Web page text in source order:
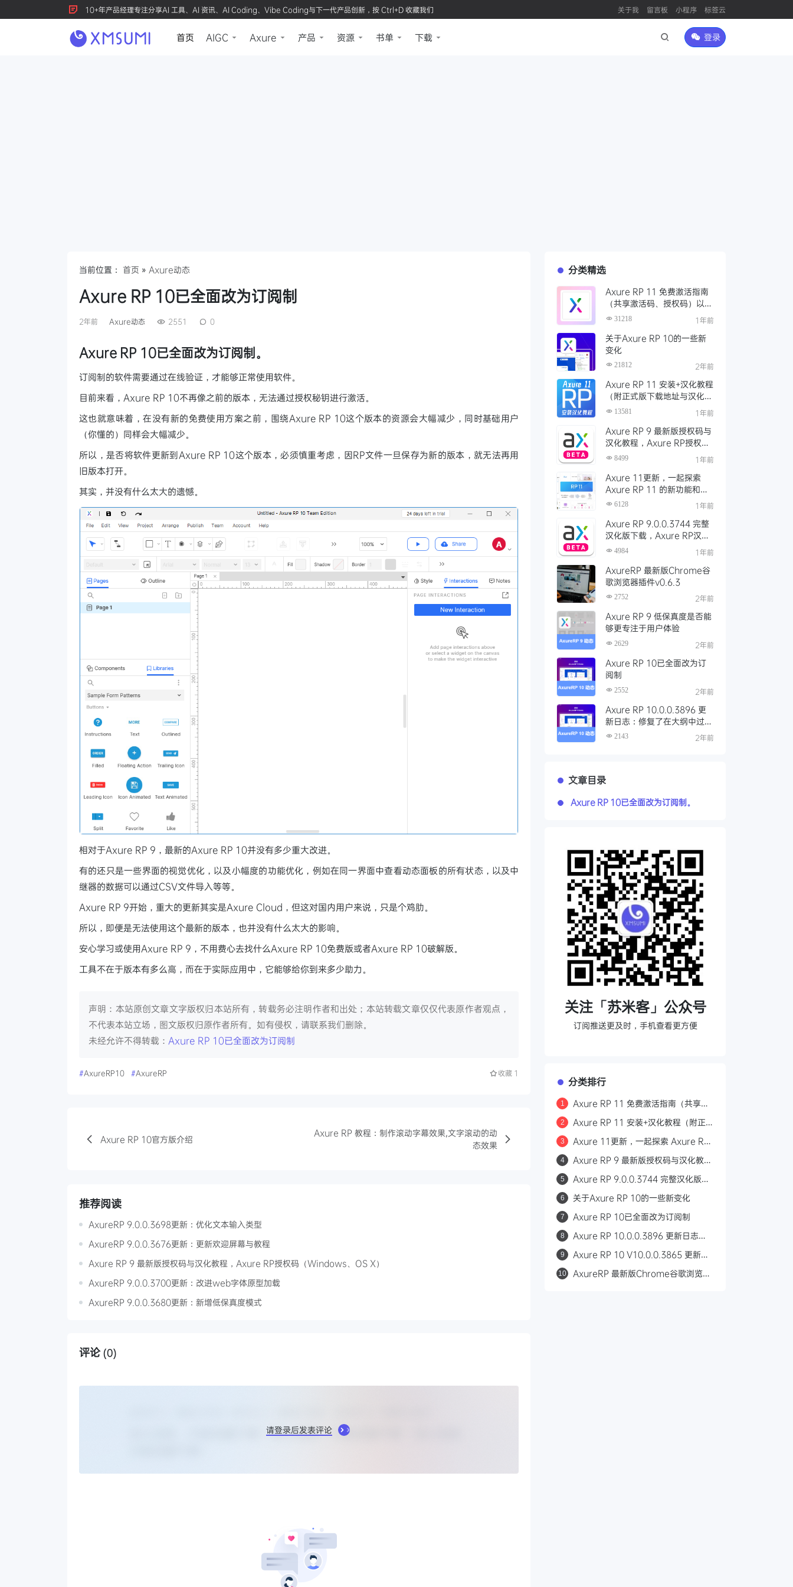
10+年产品经理专注分享AI 工具、AI 资讯、AI Coding、Vibe Coding与下一代产品创新，按 Ctrl+D 收藏我们 关于我 留言板 小程序 标签云
首页 AIGC Axure 产品 资源 书单 下载 登录
当前位置： 首页 » Axure动态
Axure RP 10已全面改为订阅制
2年前 Axure动态 2551 0
Axure RP 10已全面改为订阅制。
订阅制的软件需要通过在线验证，才能够正常使用软件。
目前来看，Axure RP 10不再像之前的版本，无法通过授权秘钥进行激活。
这也就意味着，在没有新的免费使用方案之前，围绕Axure RP 10这个版本的资源会大幅减少，同时基础用户
（你懂的）同样会大幅减少。
所以，是否将软件更新到Axure RP 10这个版本，必须慎重考虑，因RP文件一旦保存为新的版本，就无法再用
旧版本打开。
其实，并没有什么太大的遗憾。
相对于Axure RP 9，最新的Axure RP 10并没有多少重大改进。
有的还只是一些界面的视觉优化，以及小幅度的功能优化，例如在同一界面中查看动态面板的所有状态，以及中
继器的数据可以通过CSV文件导入等等。
Axure RP 9开始，重大的更新其实是Axure Cloud，但这对国内用户来说，只是个鸡肋。
所以，即便是无法使用这个最新的版本，也并没有什么太大的影响。
安心学习或使用Axure RP 9，不用费心去找什么Axure RP 10免费版或者Axure RP 10破解版。
工具不在于版本有多么高，而在于实际应用中，它能够给你到来多少助力。
声明：本站原创文章文字版权归本站所有，转载务必注明作者和出处；本站转载文章仅仅代表原作者观点，
不代表本站立场，图文版权归原作者所有。如有侵权，请联系我们删除。
未经允许不得转载： Axure RP 10已全面改为订阅制
#AxureRP10 #AxureRP 收藏 1
Axure RP 10官方版介绍
Axure RP 教程：制作滚动字幕效果,文字滚动的动
态效果
推荐阅读
AxureRP 9.0.0.3698更新：优化文本输入类型
AxureRP 9.0.0.3676更新：更新欢迎屏幕与教程
Axure RP 9 最新版授权码与汉化教程，Axure RP授权码（Windows、OS X）
AxureRP 9.0.0.3700更新：改进web字体原型加载
AxureRP 9.0.0.3680更新：新增低保真度模式
评论 (0)
请登录后发表评论
分类精选
Axure RP 11 免费激活指南
（共享激活码、授权码）以及
永久激活方法分享
31218 1年前
关于Axure RP 10的一些新
变化
21812 2年前
Axure RP 11 安装+汉化教程
（附正式版下载地址与汉化
包）13581 1年前
Axure RP 9 最新版授权码与
汉化教程，Axure RP授权码
（Windows、OS X）
8499 1年前
Axure 11更新，一起探索
Axure RP 11 的新功能和哪
些增强功能点
6128 1年前
Axure RP 9.0.0.3744 完整
汉化版下载，Axure RP汉化
包（Windows、OS X）
4984 1年前
AxureRP 最新版Chrome谷
歌浏览器插件v0.6.3
2752 2年前
Axure RP 9 低保真度是否能
够更专注于用户体验
2629 2年前
Axure RP 10已全面改为订
阅制
2552 2年前
Axure RP 10.0.0.3896 更
新日志：修复了在大纲中过滤
掉动态面板时删除状态的错误
2143 2年前
文章目录
Axure RP 10已全面改为订阅制。
关注「苏米客」公众号
订阅推送更及时，手机查看更方便
分类排行
1
Axure RP 11 免费激活指南（共享激
2
Axure RP 11 安装+汉化教程（附正
3
Axure 11更新，一起探索 Axure RP
4
Axure RP 9 最新版授权码与汉化教
OS X）
5
Axure RP 9.0.0.3744 完整汉化版下
OS X）
6 关于Axure RP 10的一些新变化
7 Axure RP 10已全面改为订阅制
8
Axure RP 10.0.0.3896 更新日志：
状态的错误
9
Axure RP 10 V10.0.0.3865 更新：
10
AxureRP 最新版Chrome谷歌浏览器